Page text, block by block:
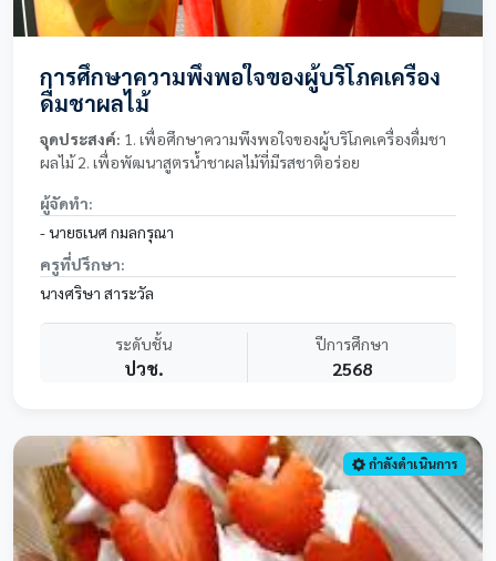
การศึกษาความพึงพอใจของผู้บริโภคเครื่อง
ดื่มชาผลไม้
จุดประสงค์: 1. เพื่อศึกษาความพึงพอใจของผู้บริโภคเครื่องดื่มชา
ผลไม้ 2. เพื่อพัฒนาสูตรน้ำชาผลไม้ที่มีรสชาติอร่อย
ผู้จัดทำ:
- นายธเนศ กมลกรุณา
ครูที่ปรึกษา:
นางศริษา สาระวัล
ระดับชั้น
ปวช.
ปีการศึกษา
2568
กำลังดำเนินการ